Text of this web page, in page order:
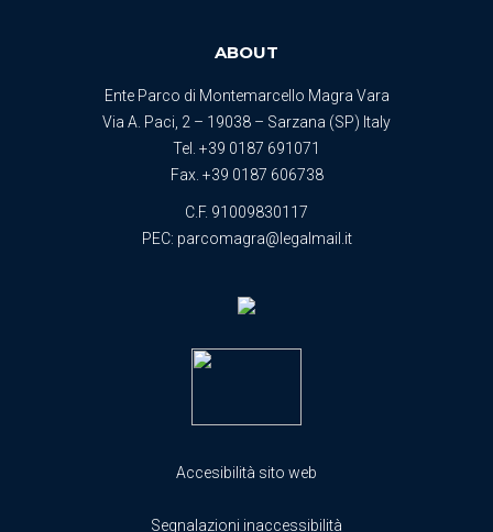
ABOUT
Ente Parco di Montemarcello Magra Vara
Via A. Paci, 2 – 19038 – Sarzana (SP) Italy
Tel. +39 0187 691071
Fax. +39 0187 606738
C.F. 91009830117
PEC: parcomagra@legalmail.it
Accesibilità sito web
Segnalazioni inaccessibilità